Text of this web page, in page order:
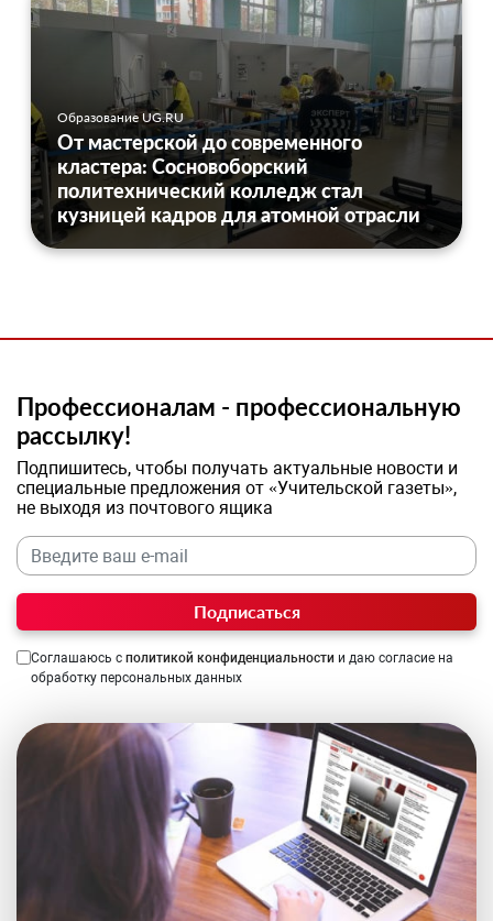
Образование UG.RU
От мастерской до современного
кластера: Сосновоборский
политехнический колледж стал
кузницей кадров для атомной отрасли
Профессионалам - профессиональную
рассылку!
Подпишитесь, чтобы получать актуальные новости и
специальные предложения от «Учительской газеты»,
не выходя из почтового ящика
Подписаться
Соглашаюсь с политикой конфиденциальности и даю согласие на
обработку персональных данных